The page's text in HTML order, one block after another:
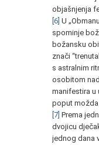
objašnjenja
[6] U
spominje
božansku
znači
s astralnim
osobitom
manifestira u
poput
[7] Prema
dvojicu
jednog dana